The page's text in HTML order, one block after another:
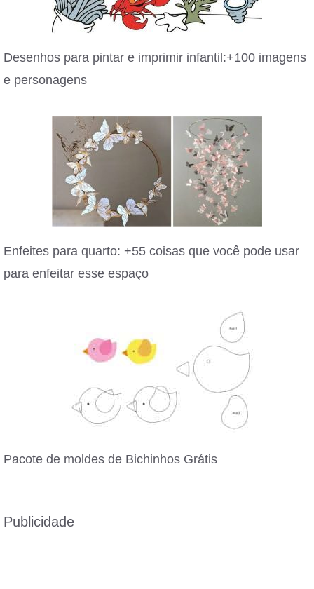
Desenhos para pintar e imprimir infantil:+100 imagens
e personagens
Enfeites para quarto: +55 coisas que você pode usar
para enfeitar esse espaço
Pacote de moldes de Bichinhos Grátis
Publicidade